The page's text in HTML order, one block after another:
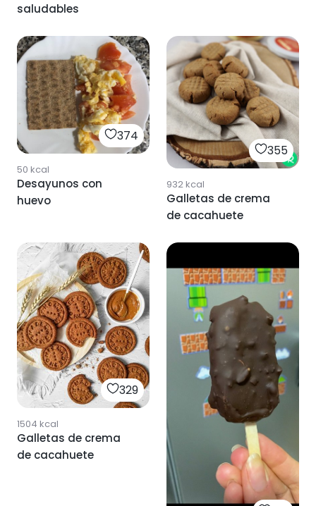
saludables
374
50 kcal
Desayunos con
huevo
355
932kcal
Galletas de crema
de cacahuete
329
1504 kcal
Galletas de crema
de cacahuete